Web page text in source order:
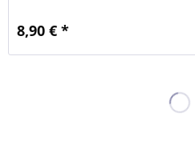
8,90 € *